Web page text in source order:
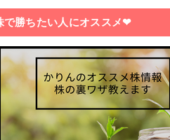
で勝ちたい人にオススメ❤